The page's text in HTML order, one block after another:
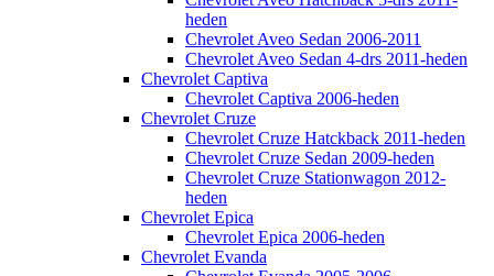
heden
Chevrolet Aveo Sedan 2006-2011
Chevrolet Aveo Sedan 4-drs 2011-heden
Chevrolet Captiva
Chevrolet Captiva 2006-heden
Chevrolet Cruze
Chevrolet Cruze Hatckback 2011-heden
Chevrolet Cruze Sedan 2009-heden
Chevrolet Cruze Stationwagon 2012-
heden
Chevrolet Epica
Chevrolet Epica 2006-heden
Chevrolet Evanda